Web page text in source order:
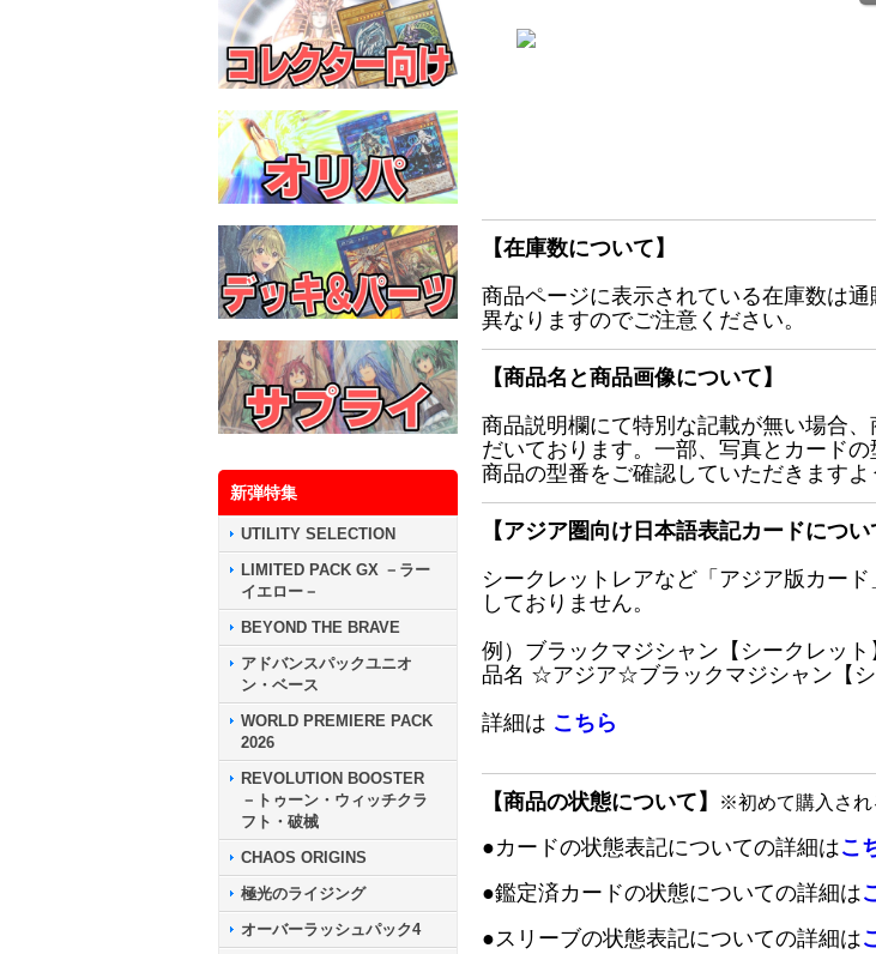
新弾特集
UTILITY SELECTION
LIMITED PACK GX －ラー
イエロー－
BEYOND THE BRAVE
アドバンスパックユニオ
ン・ベース
WORLD PREMIERE PACK
2026
REVOLUTION BOOSTER
－トゥーン・ウィッチクラ
フト・破械
CHAOS ORIGINS
極光のライジング
オーバーラッシュパック4
【在庫数について】
商品ページに表示されている在庫数は
異なりますのでご注意ください。
【商品名と商品画像について】
商品説明欄にて特別な記載が無い場合
だいております。一部、写真とカード
商品の型番をご確認していただきますよ
【アジア圏向け日本語表記カードについ
シークレットレアなど「アジア版カー
しておりません。
例）ブラックマジシャン【シークレッ
品名 ☆アジア☆ブラックマジシャン【シ
詳細は こちら
【商品の状態について】 ※初めて購入され
●カードの状態表記についての詳細はこ
●鑑定済カードの状態についての詳細は
●スリーブの状態表記についての詳細は